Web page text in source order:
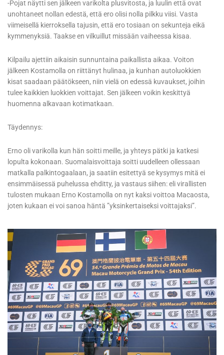
-Pojat näytti sen jälkeen varikolta plusvitosta, ja luulin että ovat
unohtaneet nollan edestä, että ero olisi nolla pilkku viisi. Vasta
viimeisellä kierroksella tajusin, että ero tosiaan on sekunteja eikä
kymmenyksiä. Taakse en vilkuillut missään vaiheessa kisaa.
Kilpailu ajettiin aikaisin sunnuntaina paikallista aikaa. Voiton
jälkeen Kostamolla on riittänyt hulinaa, ja kunhan autoluokkien
kisat saadaan päätökseen, niin vielä on edessä kuvaukset, joihin
tulee kaikkien luokkien voittajat. Sen jälkeen voikin keskittyä
huomenna alkavaan kotimatkaan.
Täydennys:
Erno oli varikolla kun hän soitti meille, ja yhteys pätki ja katkesi
lopulta kokonaan. Suomalaisvoittaja soitti uudelleen ollessaan
matkalla palkintogaalaan, ja saatiin esitettyä se kysymys mitä ei
ensimmäisessä puhelussa ehditty, ja vastaus siihen: eli virallisten
tulosten mukaan Erno Kostamolla on nyt kaksi voittoa Macaosta,
joten kukaan ei voi sanoa häntä ”yksinkertaiseksi voittajaksi”.